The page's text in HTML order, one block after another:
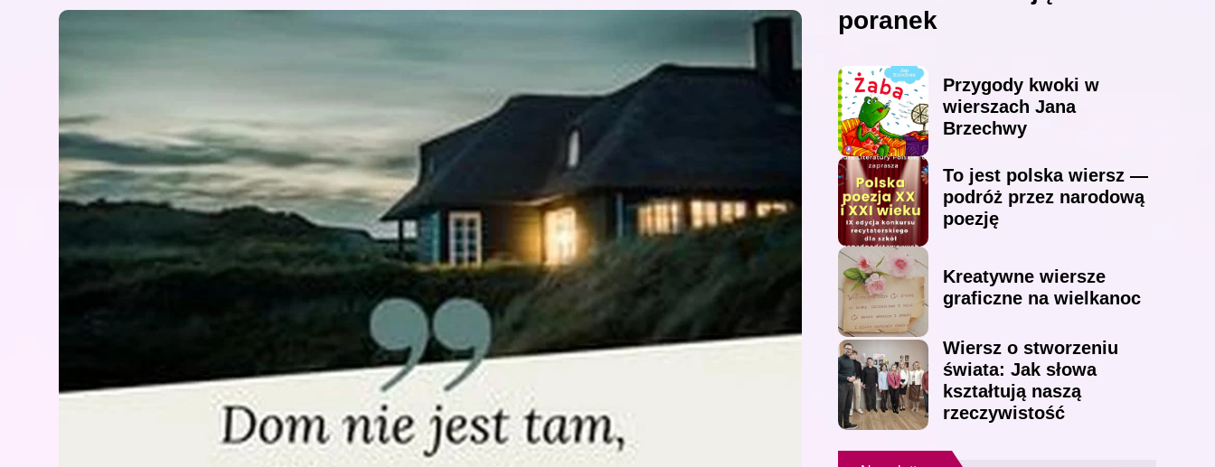
poranek
Przygody kwoki w
wierszach Jana
Brzechwy
To jest polska wiersz —
podróż przez narodową
poezję
Kreatywne wiersze
graficzne na wielkanoc
Wiersz o stworzeniu
świata: Jak słowa
kształtują naszą
rzeczywistość